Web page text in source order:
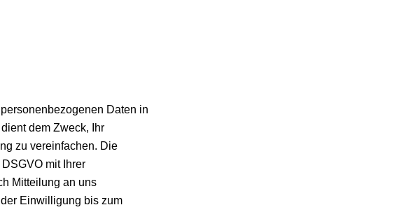
Daten in
dem Zweck, Ihr
zu vereinfachen. Die
mit Ihrer
Mitteilung an uns
Einwilligung bis zum